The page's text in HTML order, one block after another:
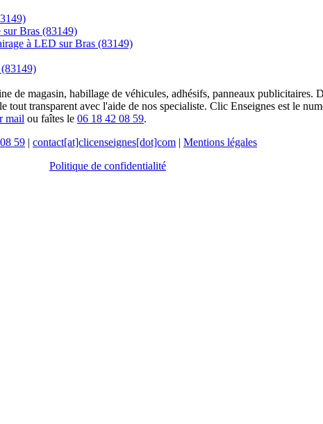
sur Bras (83149)
à LED sur Bras (83149)
(83149)
de magasin, habillage de véhicules, adhésifs, panneaux publicitaires.
transparent avec l'aide de nos specialiste. Clic Enseignes est le
mail ou faîtes le 06 18 42 08 59.
59 | contact[at]clicenseignes[dot]com | Mentions légales
Politique de confidentialité